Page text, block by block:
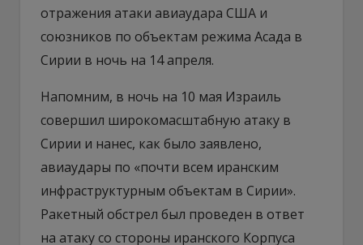
отражения атаки авиаудара США и
союзников по объектам режима Асада в
Сирии в ночь на 14 апреля.
Напомним, в ночь на 10 мая Израиль
совершил широкомасштабную атаку в
Сирии и нанес, как было заявлено,
авиаудары по «почти всем иранским
инфраструктурным объектам в Сирии».
Ракетный обстрел был проведен в ответ
на атаку со стороны иранского Корпуса